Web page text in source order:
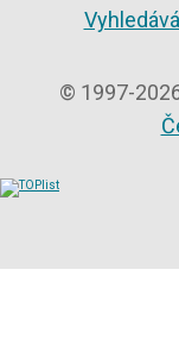
© 1997-